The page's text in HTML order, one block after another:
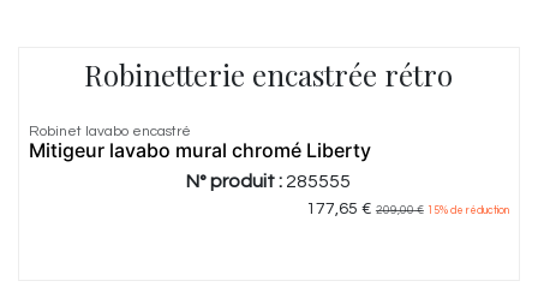
Robinetterie encastrée rétro
2
Robinet lavabo encastré
Mitigeur lavabo mural chromé Liberty
N° produit : 285555
177,65 € 209,00€ 15% de réduction